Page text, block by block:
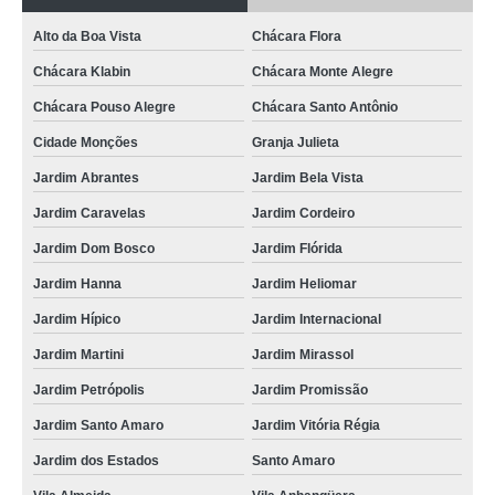
exame ecocardiograma para animais Jardim Internacional
clínica especializada em exame de raio x para animais Jardim Bela Vista
exame para cachorros marcar Vila Elvira
clínica especializada em exame eletrocardiograma veterinário Jardim
Abrantes
exame de ultrassom para animais marcar Manuel Moreira de Sá
clínica especializada em exame para cachorros Jardim Mirassol
clínica especializada em exame ultrassonografia veterinário Jardim
Internacional
exame ultrassonografia veterinário Jardim Mitsutani
clínica especializada em exame laboratoriais para animais Jardim
Internacional
exames laboratoriais veterinários marcar Jardim Hanna
Alto da Boa Vista Chácara Flora
Chácara Klabin Chácara Monte Alegre
Chácara Pouso Alegre Chácara Santo Antônio
Cidade Monções Granja Julieta
Jardim Abrantes Jardim Bela Vista
Jardim Caravelas Jardim Cordeiro
Jardim Dom Bosco Jardim Flórida
Jardim Hanna Jardim Heliomar
Jardim Hípico Jardim Internacional
Jardim Martini Jardim Mirassol
Jardim Petrópolis Jardim Promissão
Jardim Santo Amaro Jardim Vitória Régia
Jardim dos Estados Santo Amaro